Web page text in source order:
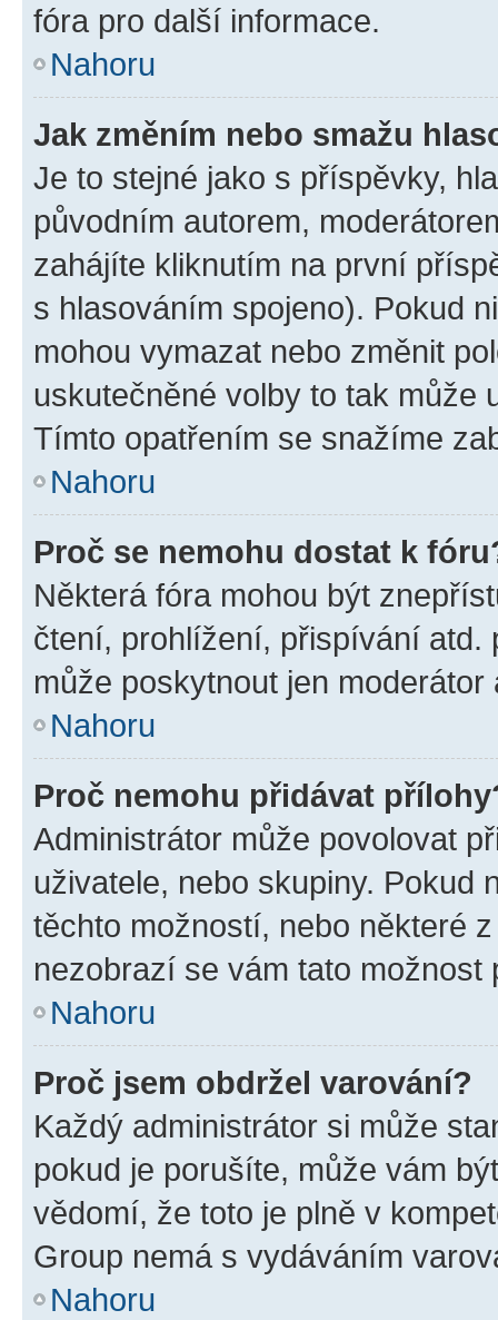
fóra pro další informace.
Nahoru
Jak změním nebo smažu
Je to stejné jako s příspěvky,
původním autorem,
zahájíte kliknutím na první
s hlasováním spojeno). Pokud
mohou vymazat nebo změnit
uskutečněné volby to tak může
Tímto opatřením se snažíme
Nahoru
Proč se nemohu dostat k
Některá fóra mohou být
čtení, prohlížení, přispívání atd.
může poskytnout jen
Nahoru
Proč nemohu přidávat
Administrátor může povolovat
uživatele, nebo skupiny. Pokud
těchto možností, nebo některé
nezobrazí se vám tato
Nahoru
Proč jsem obdržel varování?
Každý administrátor si může
pokud je porušíte, může vám
vědomí, že toto je plně v
Group nemá s vydáváním
Nahoru